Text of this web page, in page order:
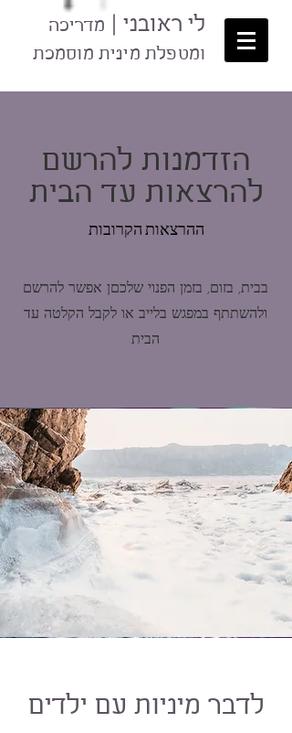
לי ראובני |
מדריכה
ומטפלת מינית מוסמכת
הזדמנות להרשם
להרצאות עד הבית
ההרצאות הקרובות
בבית, בזום, בזמן הפנוי שלכםן אפשר להרשם
ולהשתתף במפגש בלייב או לקבל הקלטה עד
הבית
לדבר מיניות עם ילדים